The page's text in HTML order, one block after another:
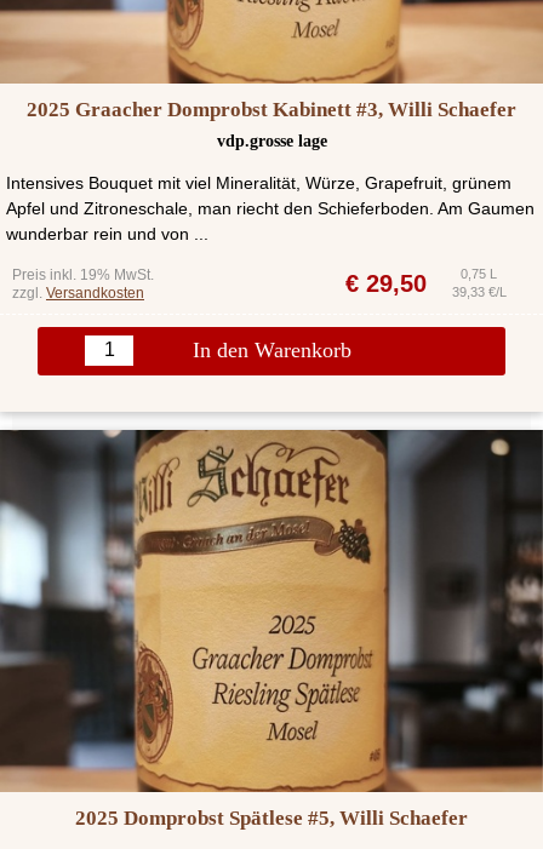
2025 Graacher Domprobst Kabinett #3, Willi Schaefer
vdp.grosse lage
Intensives Bouquet mit viel Mineralität, Würze, Grapefruit, grünem
Apfel und Zitroneschale, man riecht den Schieferboden. Am Gaumen
wunderbar rein und von ...
Preis inkl. 19% MwSt.
zzgl. Versandkosten € 29,50
0,75 L
39,33 €/L
In den Warenkorb
2025 Domprobst Spätlese #5, Willi Schaefer